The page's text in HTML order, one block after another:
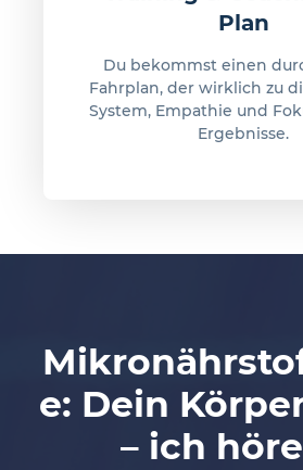
Plan
Du bekommst einen
Fahrplan, der wirklich zu
System, Empathie und
Ergebnisse.
e: Dein
– ich